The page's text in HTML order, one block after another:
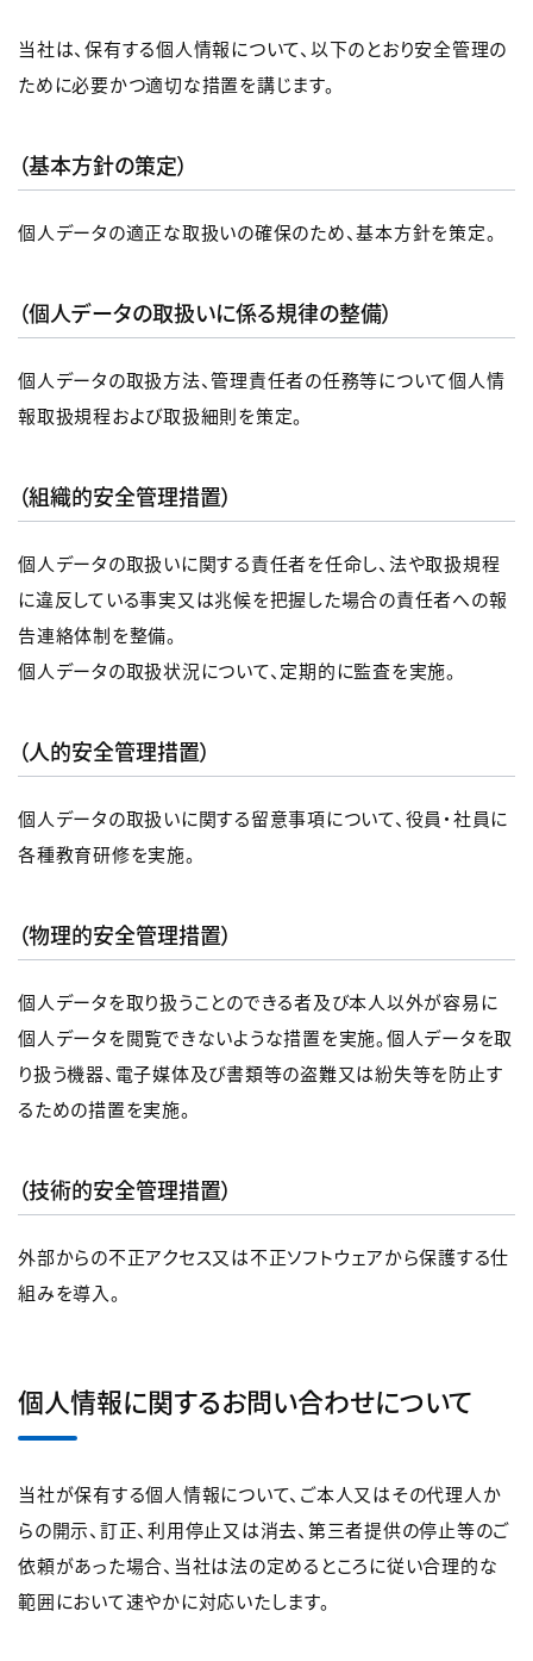
当社は、保有する個人情報について、以下のとおり安全管理の
ために必要かつ適切な措置を講じます。
（基本方針の策定）
個人データの適正な取扱いの確保のため、基本方針を策定。
（個人データの取扱いに係る規律の整備）
個人データの取扱方法、管理責任者の任務等について個人情
報取扱規程および取扱細則を策定。
（組織的安全管理措置）
個人データの取扱いに関する責任者を任命し、法や取扱規程
に違反している事実又は兆候を把握した場合の責任者への報
告連絡体制を整備。
個人データの取扱状況について、定期的に監査を実施。
（人的安全管理措置）
個人データの取扱いに関する留意事項について、役員・社員に
各種教育研修を実施。
（物理的安全管理措置）
個人データを取り扱うことのできる者及び本人以外が容易に
個人データを閲覧できないような措置を実施。個人データを取
り扱う機器、電子媒体及び書類等の盗難又は紛失等を防止す
るための措置を実施。
（技術的安全管理措置）
外部からの不正アクセス又は不正ソフトウェアから保護する仕
組みを導入。
個人情報に関するお問い合わせについて
当社が保有する個人情報について、ご本人又はその代理人か
らの開示、訂正、利用停止又は消去、第三者提供の停止等のご
依頼があった場合、当社は法の定めるところに従い合理的な
範囲において速やかに対応いたします。